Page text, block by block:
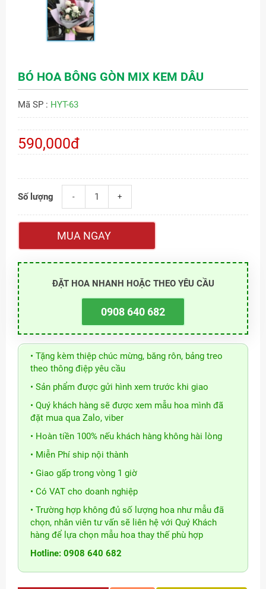
BÓ HOA BÔNG GÒN MIX KEM DÂU
Mã SP : HYT-63
590,000đ
Số lượng - +
MUA NGAY
ĐẶT HOA NHANH HOẶC THEO YÊU CẦU
0908 640 682
• Tặng kèm thiệp chúc mừng, băng rôn, bảng treo
theo thông điệp yêu cầu
• Sản phẩm được gửi hình xem trước khi giao
• Quý khách hàng sẽ được xem mẫu hoa mình đã
đặt mua qua Zalo, viber
• Hoàn tiền 100% nếu khách hàng không hài lòng
• Miễn Phí ship nội thành
• Giao gấp trong vòng 1 giờ
• Có VAT cho doanh nghiệp
• Trường hợp không đủ số lượng hoa như mẫu đã
chọn, nhân viên tư vấn sẽ liên hệ với Quý Khách
hàng để lựa chọn mẫu hoa thay thế phù hợp
Hotline: 0908 640 682